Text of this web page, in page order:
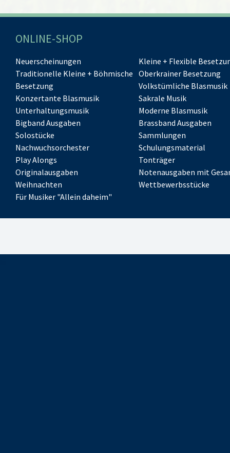
ONLINE-SHOP
Neuerscheinungen
Kleine + Flexible
Traditionelle Kleine + Böhmische
Besetzung
Oberkrainer Besetzung
Volkstümliche Blasmusik
Konzertante Blasmusik
Sakrale Musik
Unterhaltungsmusik
Moderne Blasmusik
Bigband Ausgaben
Brassband Ausgaben
Solostücke
Sammlungen
Nachwuchsorchester
Schulungsmaterial
Play Alongs
Tonträger
Originalausgaben
Notenausgaben mit
Weihnachten
Wettbewerbsstücke
Für Musiker "Allein daheim"